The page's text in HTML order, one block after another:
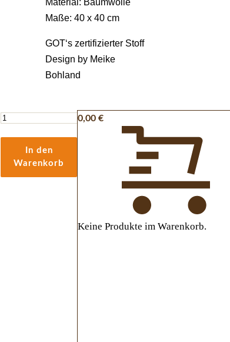
Material: Baumwolle
Maße: 40 x 40 cm
GOT‘s zertifizierter Stoff
Design by Meike
Bohland
Kollektion
White
-
In den
Warenkorb
0,00 €
Keine Produkte im Warenkorb.